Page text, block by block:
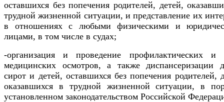
оставшихся без попечения родителей, детей,
трудной жизненной ситуации, и представление их
в отношениях с любыми физическими и
лицами, в том числе в судах;
-организация и проведение профилактических и
медицинских осмотров, а также диспансеризации
сирот и детей, оставшихся без попечения родителей,
оказавшихся в трудной жизненной ситуации, в
установленном законодательством Российской